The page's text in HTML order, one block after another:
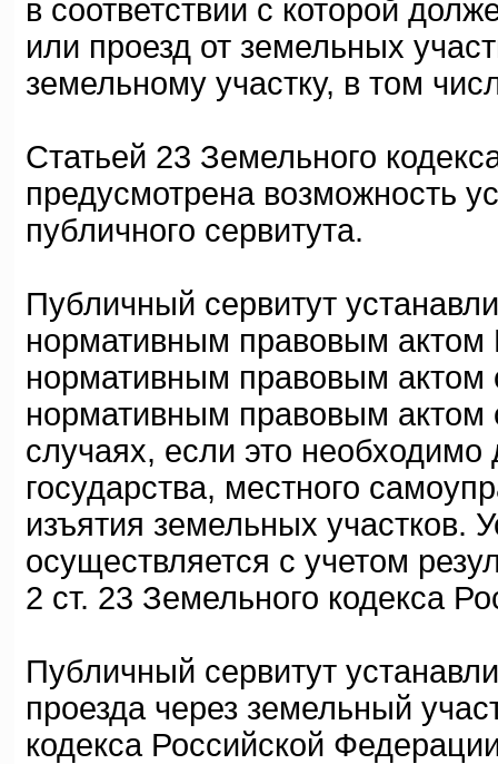
в соответствии с которой
или проезд от земельных
земельному участку, в том
Статьей 23 Земельного
предусмотрена возможность
публичного сервитута.
Публичный сервитут
нормативным правовым актом
нормативным правовым актом
нормативным правовым актом
случаях, если это
государства, местного
изъятия земельных участков.
осуществляется с учетом
2 ст. 23 Земельного кодекса
Публичный сервитут
проезда через земельный
кодекса Российской